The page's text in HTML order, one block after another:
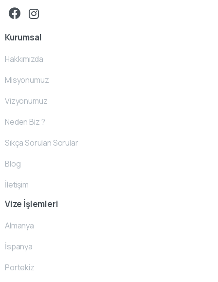
Kurumsal
Hakkımızda
Misyonumuz
Vizyonumuz
Neden Biz ?
Sıkça Sorulan Sorular
Blog
İletişim
Vize İşlemleri
Almanya
İspanya
Portekiz